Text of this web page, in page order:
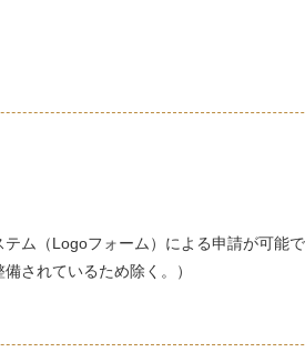
ム（Logoフォーム）による申請が可能で
されているため除く。）